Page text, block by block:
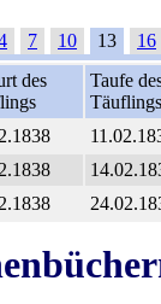
7 10 13
16
des
Taufe
Täuflings